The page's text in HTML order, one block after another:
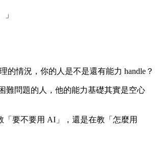
情況，你的人是不是還有能力 handle？
難問題的人，他的能力基礎其實是空心
要不要用 AI」，還是在教「怎麼用